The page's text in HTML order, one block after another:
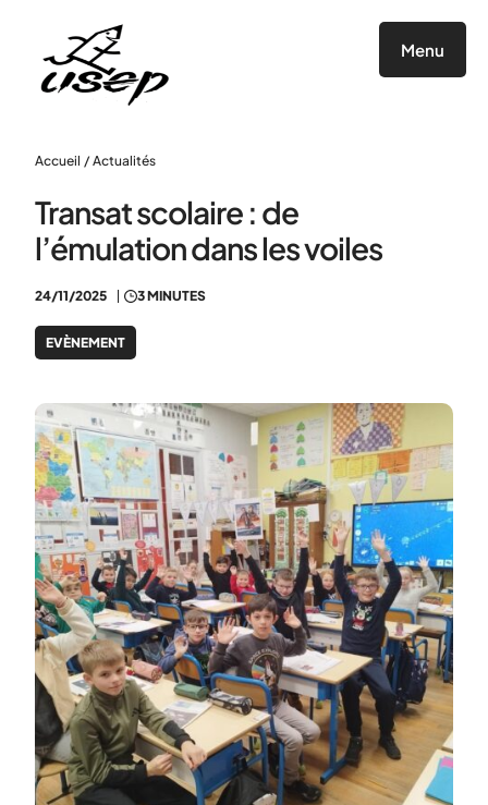
Menu
Accueil / Actualités
Transat scolaire : de
l’émulation dans les voiles
24/11/2025 3 MINUTES
EVÈNEMENT